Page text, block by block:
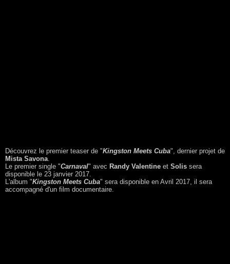
Découvrez le premier teaser de "Kingston Meets Cuba", dernier projet de
Mista Savona.
Le premier single "Carnaval" avec Randy Valentine et Solis sera
disponible le 23 janvier 2017.
L'album "Kingston Meets Cuba" sera disponible en Avril 2017, il sera
accompagné d'un film documentaire.